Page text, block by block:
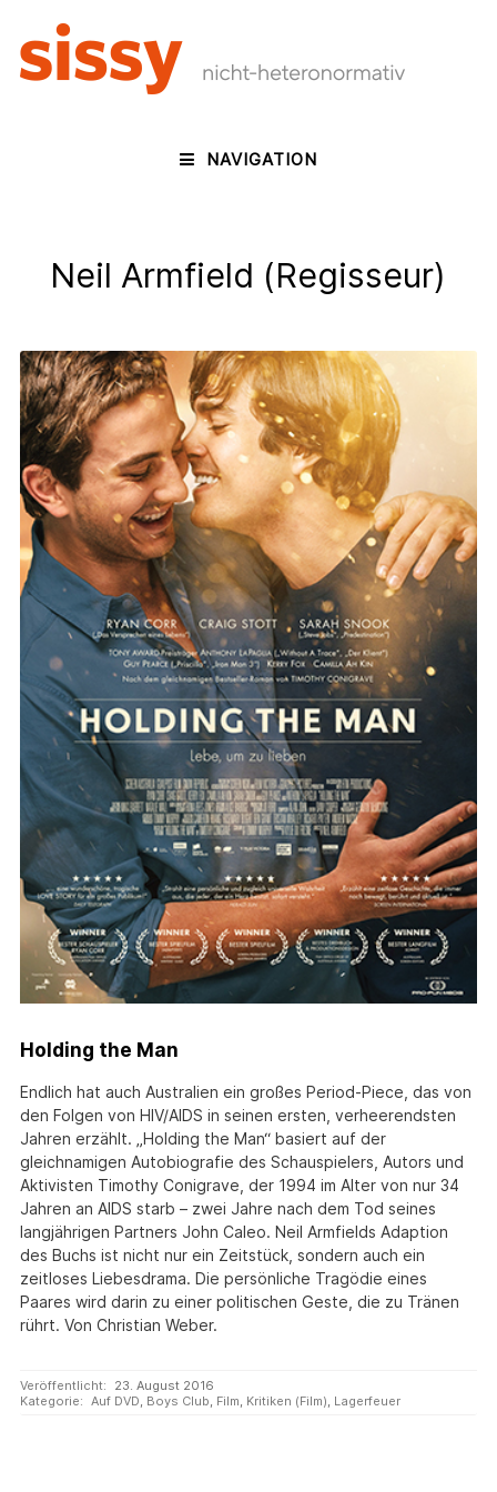
NAVIGATION
Neil Armfield (Regisseur)
Holding the Man
Endlich hat auch Australien ein großes Period-Piece, das von
den Folgen von HIV/AIDS in seinen ersten, verheerendsten
Jahren erzählt. „Holding the Man“ basiert auf der
gleichnamigen Autobiografie des Schauspielers, Autors und
Aktivisten Timothy Conigrave, der 1994 im Alter von nur 34
Jahren an AIDS starb – zwei Jahre nach dem Tod seines
langjährigen Partners John Caleo. Neil Armfields Adaption
des Buchs ist nicht nur ein Zeitstück, sondern auch ein
zeitloses Liebesdrama. Die persönliche Tragödie eines
Paares wird darin zu einer politischen Geste, die zu Tränen
rührt. Von Christian Weber.
Veröffentlicht:
23. August 2016
Kategorie: Auf DVD, Boys Club, Film, Kritiken (Film), Lagerfeuer